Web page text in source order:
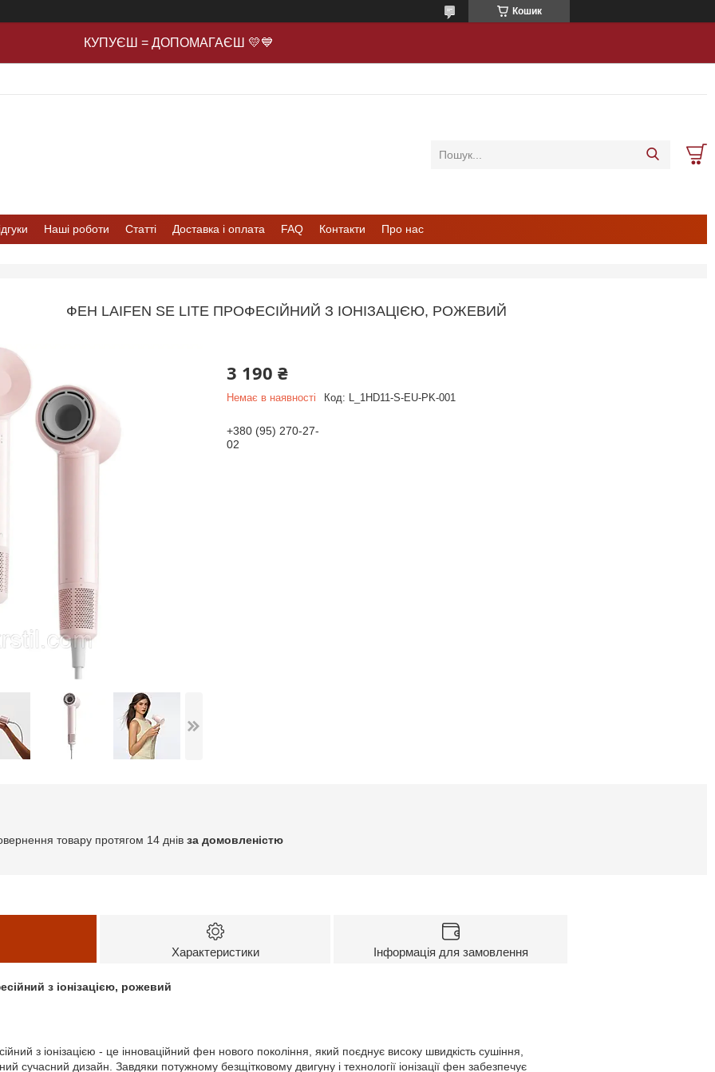
Кошик
КУПУЄШ = ДОПОМАГАЄШ 💛💙
Наші роботи Статті Доставка і оплата FAQ Контакти Про нас
ФЕН LAIFEN SE LITE ПРОФЕСІЙНИЙ З ІОНІЗАЦІЄЮ, РОЖЕВИЙ
3 190 ₴
Немає в наявності Код: L_1HD11-S-EU-PK-001
+380 (95) 270-27-
02
товару протягом 14 днів за домовленістю
Характеристики Інформація для замовлення
з іонізацією, рожевий
з іонізацією - це інноваційний фен нового покоління, який поєднує високу швидкість сушіння,
сучасний дизайн. Завдяки потужному безщітковому двигуну і технології іонізації фен забезпечує